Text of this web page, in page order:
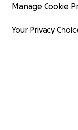
Manage Cookie
Your Privacy